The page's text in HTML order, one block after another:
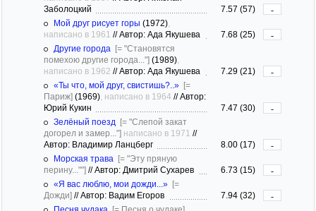
Заболоцкий
7.57 (57)
-
Мой друг рисует горы (1972)
написано в 1961 //Автор: Ада Якушева 7.68 (25)
-
Другие города [= "Становятся
помехою другие города..."] (1989)
написано в 1962 //Автор: Ада Якушева 7.29 (21)
-
«Ты что, мой друг, свистишь?..» [=
Париж] (1969) , написано в 1964 //Автор:
Юрий Кукин
7.47 (30)
-
Зелёный поезд [= "Слепой закат
догорел и замер..."] написано в 1971 //
Автор: Владимир Ланцберг
8.00 (17)
-
Морская трава [= "Эту пряную
перину...""] //Автор: Дмитрий Сухарев 6.73 (15)
-
«Я вас люблю, мои дожди...» [=
Дожди] //Автор: Вадим Егоров 7.94 (32)
-